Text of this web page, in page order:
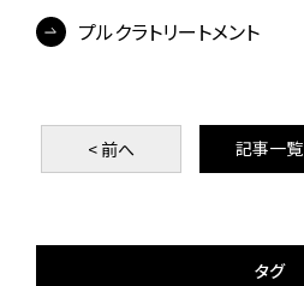
プルクラトリートメント
< 前へ 記事一覧
タグ